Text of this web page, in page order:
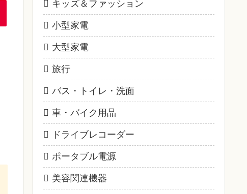
キッズ＆ファッション
小型家電
大型家電
旅行
バス・トイレ・洗面
車・バイク用品
ドライブレコーダー
ポータブル電源
美容関連機器